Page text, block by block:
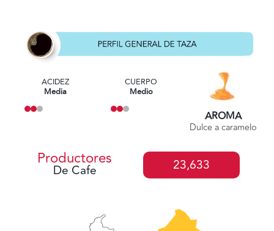
ACIDEZ
Media
CUERPO
Medio
AROMA
Dulce a caramelo
Productores
De Cafe 23,633